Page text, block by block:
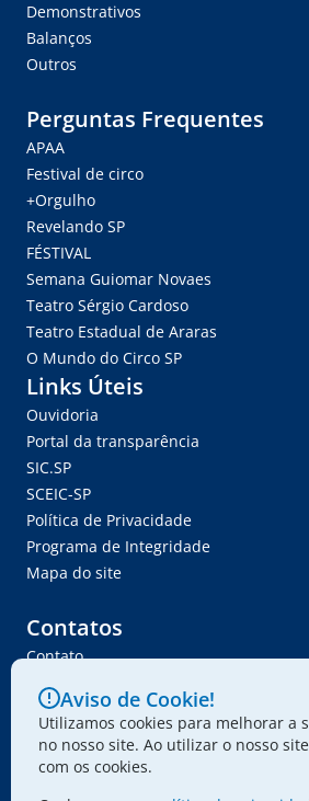
Demonstrativos
Balanços
Outros
Perguntas Frequentes
APAA
Festival de circo
+Orgulho
Revelando SP
FÉSTIVAL
Semana Guiomar Novaes
Teatro Sérgio Cardoso
Teatro Estadual de Araras
O Mundo do Circo SP
Links Úteis
Ouvidoria
Portal da transparência
SIC.SP
SCEIC-SP
Política de Privacidade
Programa de Integridade
Mapa do site
Contatos
Contato
Trabalhe Conosco
Ser Fornecedor
Envie seu projeto
Aviso de Cookie!
Utilizamos cookies para melhorar a
no nosso site. Ao utilizar o nosso
com os cookies.